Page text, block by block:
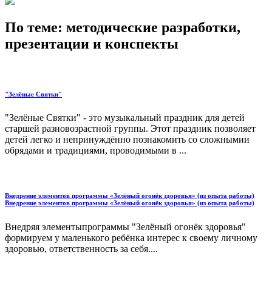
По теме: методические разработки,
презентации и конспекты
"Зелёные Святки"
"Зелёные Святки" - это музыкальный праздник для детей
старшей разновозрастной группы. Этот праздник позволяет
детей легко и непринуждённо познакомить со сложнымии
обрядами и традициями, проводимыми в ...
Внедрение элементов программы «Зелёный огонёк здоровья» (из опыта работы)
Внедрение элементов программы «Зелёный огонёк здоровья» (из опыта работы)
Внедряя элементыпрограммы "Зелёный огонёк здоровья"
формируем у маленького ребёнка интерес к своему личному
здоровью, ответственность за себя....